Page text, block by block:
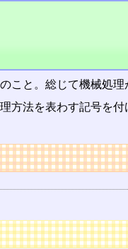
こと。総じて機械処
方法を表わす記号を